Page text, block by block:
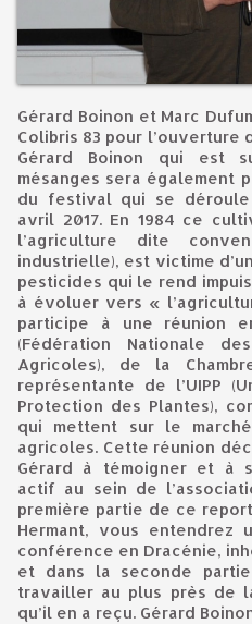
Gérard Boinon et Marc Dufumier étaient les invités des
Colibris 83 pour l’ouverture
Gérard Boinon qui est
mésanges sera également
du festival qui se déroule
avril 2017. En 1984 ce
l’agriculture dite
industrielle), est victime
pesticides qui le rend
à évoluer vers «
participe à une réunion
(Fédération Nationale
Agricoles), de la
représentante de l’UIPP
Protection des Plantes),
qui mettent sur le
agricoles. Cette réunion
Gérard à témoigner et à
actif au sein de
première partie de ce
Hermant, vous
conférence en Dracénie,
et dans la seconde
travailler au plus près de
qu’il en a reçu. Gérard